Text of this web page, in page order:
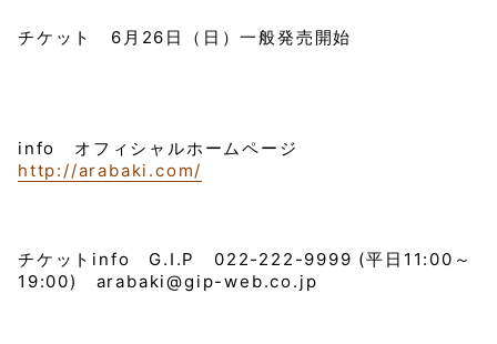
チケット 6月26日（日）一般発売開始
info オフィシャルホームページ
http://arabaki.com/
チケットinfo G.I.P 022-222-9999 (平日11:00～
19:00) arabaki@gip-web.co.jp